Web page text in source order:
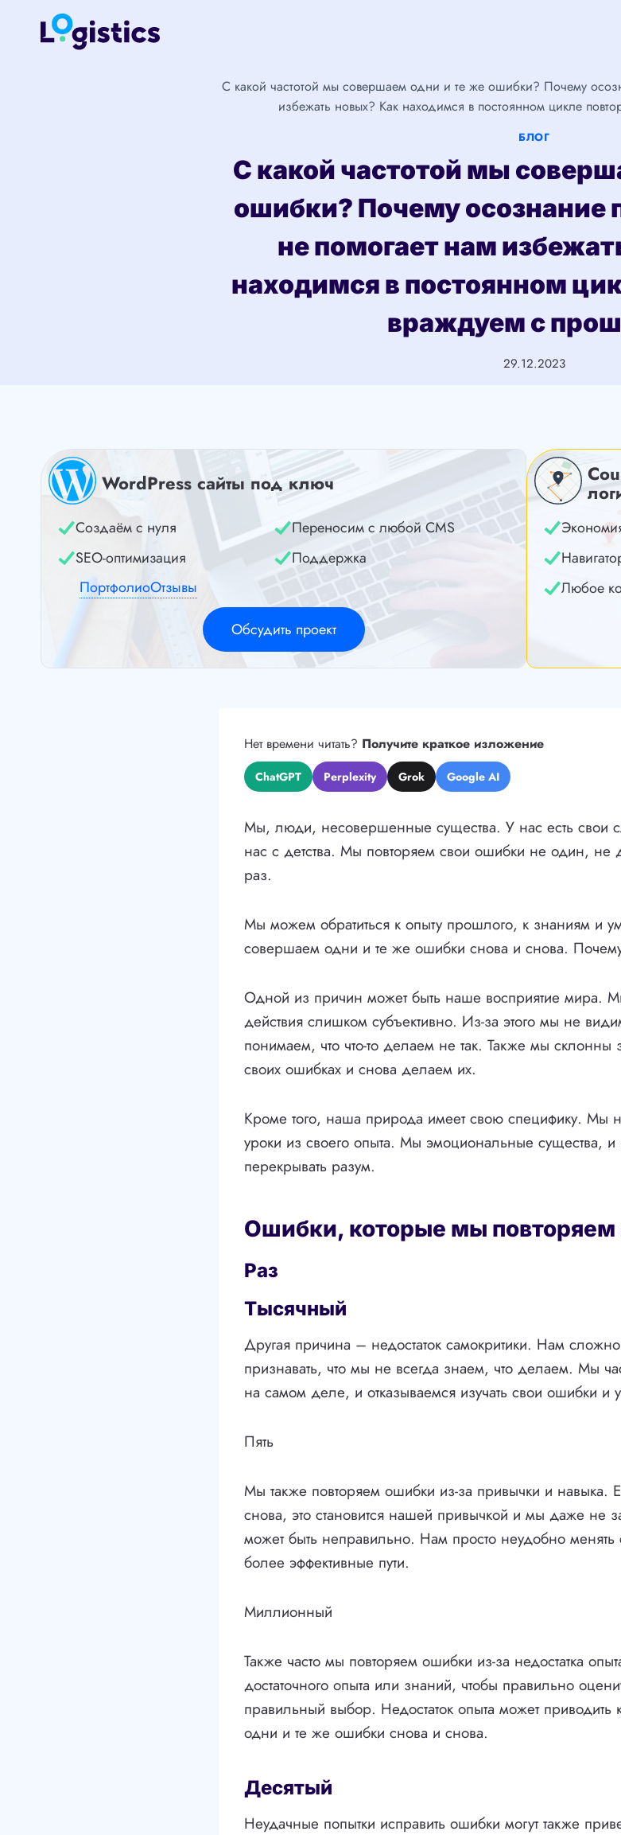
Перейти
С какой частотой мы совершаем одни и те же ошибки? Почему
избежать новых? Как находимся в постоянном цикле
БЛОГ
С какой частотой мы
ошибки? Почему осознание
не помогает нам
находимся в постоянном
враждуем с
29.12.2023
WordPress сайты под ключ
Создаём с нуля
Переносим с любой CMS
SEO-оптимизация
Поддержка
ПортфолиоОтзывы
Обсудить проект
Любое
Нет времени читать? Получите краткое изложение
ChatGPT Perplexity Grok Google AI
Мы, люди, несовершенные существа. У нас есть свои
нас с детства. Мы повторяем свои ошибки не один, не
раз.
Мы можем обратиться к опыту прошлого, к знаниям и
совершаем одни и те же ошибки снова и снова.
Одной из причин может быть наше восприятие мира.
действия слишком субъективно. Из-за этого мы не
понимаем, что что-то делаем не так. Также мы склонны
своих ошибках и снова делаем их.
Кроме того, наша природа имеет свою специфику. Мы
уроки из своего опыта. Мы эмоциональные существа,
перекрывать разум.
Ошибки, которые мы повторяем
Раз
Тысячный
Другая причина – недостаток самокритики. Нам
признавать, что мы не всегда знаем, что делаем. Мы
на самом деле, и отказываемся изучать свои ошибки и
Пять
Мы также повторяем ошибки из-за привычки и навыка.
снова, это становится нашей привычкой и мы даже не
может быть неправильно. Нам просто неудобно менять
более эффективные пути.
Миллионный
Также часто мы повторяем ошибки из-за недостатка
достаточного опыта или знаний, чтобы правильно
правильный выбор. Недостаток опыта может
одни и те же ошибки снова и снова.
Десятый
Неудачные попытки исправить ошибки могут также